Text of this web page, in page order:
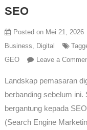
SEO
Posted on Mei 21, 2026
Business, Digital
GEO
Leave a
Landskap pemasaran
berbanding sebelum ini.
bergantung kepada
(Search Engine